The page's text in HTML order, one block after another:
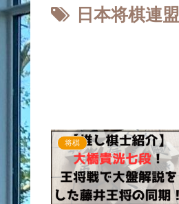
日本将棋連盟
将棋